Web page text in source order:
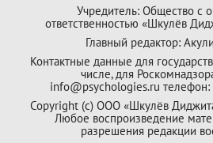
Учредитель: Общество с
ответственностью «Шкулёв
Главный редактор:
Контактные данные для
числе, для
info@psychologies.ru телефон:
Copyright (с) ООО «Шкулёв
Любое воспроизведение
разрешения редакции